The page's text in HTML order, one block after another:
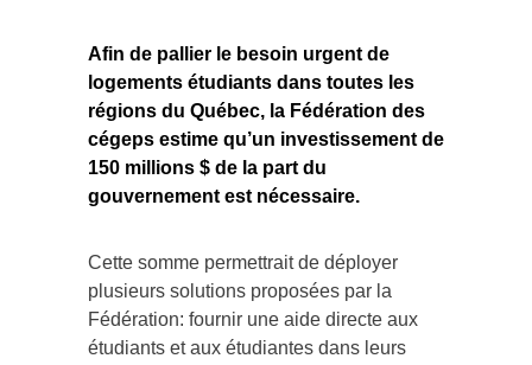
Afin de pallier le besoin urgent de
logements étudiants dans toutes les
régions du Québec, la Fédération des
cégeps estime qu’un investissement de
150 millions $ de la part du
gouvernement est nécessaire.
Cette somme permettrait de déployer
plusieurs solutions proposées par la
Fédération: fournir une aide directe aux
étudiants et aux étudiantes dans leurs